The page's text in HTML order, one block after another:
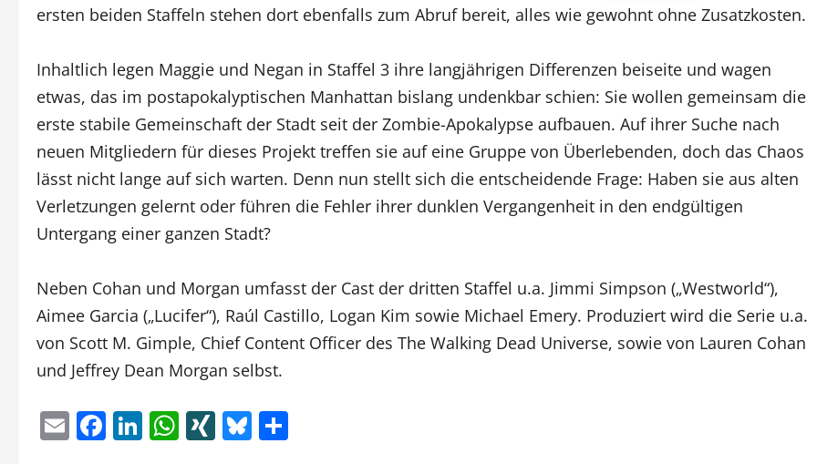
ersten beiden Staffeln stehen dort ebenfalls zum Abruf bereit, alles wie gewohnt ohne Zusatzkosten.
Inhaltlich legen Maggie und Negan in Staffel 3 ihre langjährigen Differenzen beiseite und wagen
etwas, das im postapokalyptischen Manhattan bislang undenkbar schien: Sie wollen gemeinsam die
erste stabile Gemeinschaft der Stadt seit der Zombie-Apokalypse aufbauen. Auf ihrer Suche nach
neuen Mitgliedern für dieses Projekt treffen sie auf eine Gruppe von Überlebenden, doch das Chaos
lässt nicht lange auf sich warten. Denn nun stellt sich die entscheidende Frage: Haben sie aus alten
Verletzungen gelernt oder führen die Fehler ihrer dunklen Vergangenheit in den endgültigen
Untergang einer ganzen Stadt?
Neben Cohan und Morgan umfasst der Cast der dritten Staffel u.a. Jimmi Simpson („Westworld“),
Aimee Garcia („Lucifer“), Raúl Castillo, Logan Kim sowie Michael Emery. Produziert wird die Serie u.a.
von Scott M. Gimple, Chief Content Officer des The Walking Dead Universe, sowie von Lauren Cohan
und Jeffrey Dean Morgan selbst.
EmailFacebook
LinkedIn
WhatsApp
XINGBluesky